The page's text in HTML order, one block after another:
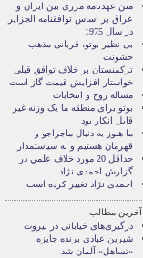
متن عهدنامه مرزى بين ايران و
عراق بر اساس توافقنامه الجزاير
در سال 1975
بی نظیر بوتو، قربانی مذهب
خشونت
ترکمنستان بر خلاف توافق قبلی
خواستار افزایش قیمت گاز است
مساله روح و انتخابات
بوتو برای منطقه ما یک وزنه غیر
قابل انکار بود
ما هنوز به دنبال ماجراجو و
قهرمان هستيم و نه سياستمدار
حداقل 20 مورد خلاف علمي در
گزارش احمدی نژاد
احمدی نژاد تغییر کرده است
آخرین مطالب
درگیری‌های خیابانی در بیروت
شیرین عبادی برنده جایزه
«تساهل» آلمان شد